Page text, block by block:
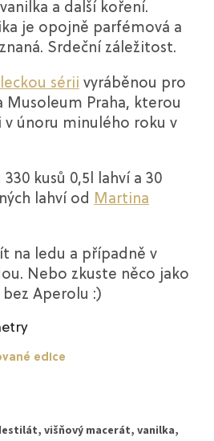
a další koření.
je opojně parfémová a
Srdeční záležitost.
sérii vyráběnou pro
Musoleum Praha, kterou
v únoru minulého roku v
kusů 0,5l lahví a 30
lahví od Martina
na ledu a případně v
Nebo zkuste něco jako
Aperolu :)
edice
višňový macerát, vanilka,